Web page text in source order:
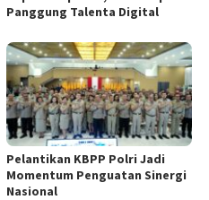
Panggung Talenta Digital
Pelantikan KBPP Polri Jadi
Momentum Penguatan Sinergi
Nasional